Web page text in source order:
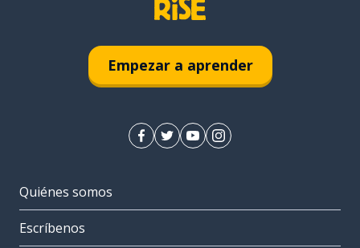
Empezar a aprender
Quiénes somos
Escríbenos